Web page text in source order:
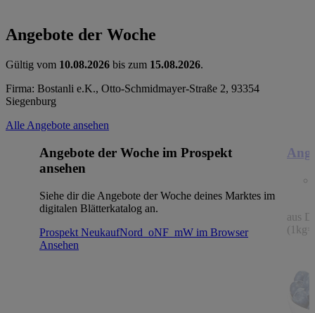
Angebote der Woche
Gültig vom 10.08.2026 bis zum 15.08.2026.
Firma: Bostanli e.K., Otto-Schmidmayer-Straße 2, 93354
Siegenburg
Alle Angebote ansehen
Angebote der Woche im Prospekt
ansehen
Siehe dir die Angebote der Woche deines Marktes im
digitalen Blätterkatalog an.
Prospekt NeukaufNord_oNF_mW im Browser
Ansehen
aus